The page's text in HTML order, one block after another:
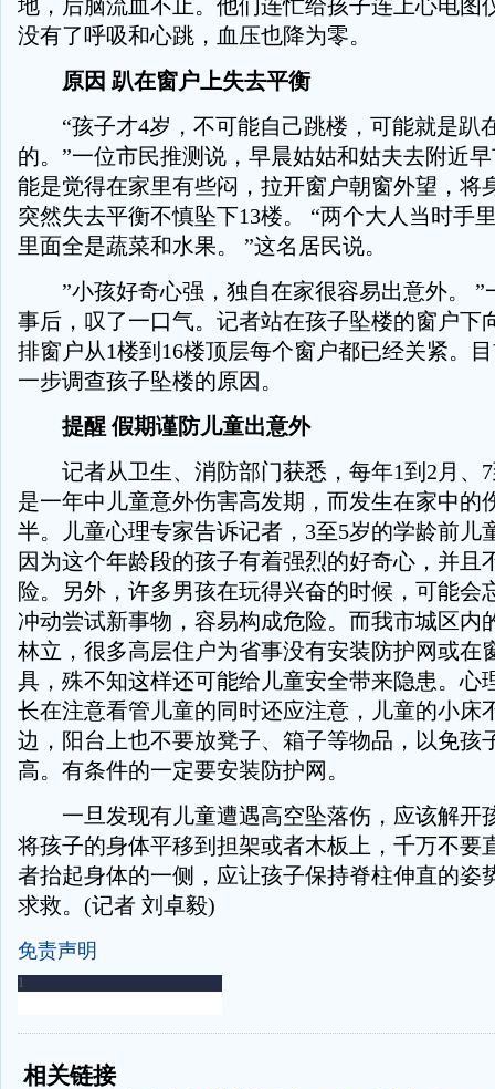
地，后脑流血不止。他们连忙给孩子连上心电图
没有了呼吸和心跳，血压也降为零。
原因 趴在窗户上失去平衡
“孩子才4岁，不可能自己跳楼，可能就是趴
的。”一位市民推测说，早晨姑姑和姑夫去附近
能是觉得在家里有些闷，拉开窗户朝窗外望，将
突然失去平衡不慎坠下13楼。 “两个大人当时手
里面全是蔬菜和水果。 ”这名居民说。
”小孩好奇心强，独自在家很容易出意外。 ”
事后，叹了一口气。记者站在孩子坠楼的窗户下
排窗户从1楼到16楼顶层每个窗户都已经关紧。
一步调查孩子坠楼的原因。
提醒 假期谨防儿童出意外
记者从卫生、消防部门获悉，每年1到2月、7
是一年中儿童意外伤害高发期，而发生在家中的
半。儿童心理专家告诉记者，3至5岁的学龄前儿
因为这个年龄段的孩子有着强烈的好奇心，并且
险。另外，许多男孩在玩得兴奋的时候，可能会
冲动尝试新事物，容易构成危险。而我市城区内
林立，很多高层住户为省事没有安装防护网或在
具，殊不知这样还可能给儿童安全带来隐患。心
长在注意看管儿童的同时还应注意，儿童的小床
边，阳台上也不要放凳子、箱子等物品，以免孩
高。有条件的一定要安装防护网。
一旦发现有儿童遭遇高空坠落伤，应该解开
将孩子的身体平移到担架或者木板上，千万不要
者抬起身体的一侧，应让孩子保持脊柱伸直的姿
求救。(记者 刘卓毅)
免责声明
-
相关链接